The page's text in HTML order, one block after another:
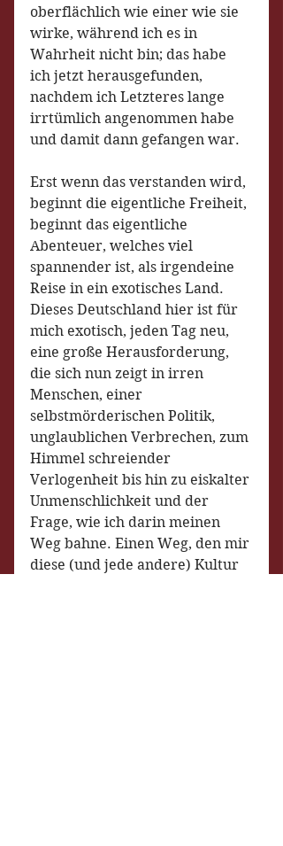
oberflächlich wie einer wie sie
wirke, während ich es in
Wahrheit nicht bin; das habe
ich jetzt herausgefunden,
nachdem ich Letzteres lange
irrtümlich angenommen habe
und damit dann gefangen war.
Erst wenn das verstanden wird,
beginnt die eigentliche Freiheit,
beginnt das eigentliche
Abenteuer, welches viel
spannender ist, als irgendeine
Reise in ein exotisches Land.
Dieses Deutschland hier ist für
mich exotisch, jeden Tag neu,
eine große Herausforderung,
die sich nun zeigt in irren
Menschen, einer
selbstmörderischen Politik,
unglaublichen Verbrechen, zum
Himmel schreiender
Verlogenheit bis hin zu eiskalter
Unmenschlichkeit und der
Frage, wie ich darin meinen
Weg bahne. Einen Weg, den mir
diese (und jede andere) Kultur